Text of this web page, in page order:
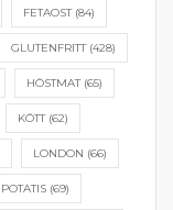
FETAOST(84)
GLUTENFRITT(428)
HÖSTMAT(65)
KÖTT(62)
LONDON (66)
POTATIS(69)